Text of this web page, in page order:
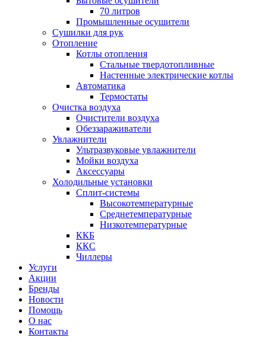
70 литров
Промышленные осушители
Сушилки для рук
Отопление
Котлы отопления
Стальные твердотопливные
Настенные электрические котлы
Автоматика
Термостаты
Очистка воздуха
Очистители воздуха
Обеззараживатели
Увлажнители
Ультразвуковые увлажнители
Мойки воздуха
Аксессуары
Холодильные установки
Сплит-системы
Высокотемпературные
Среднетемпературные
Низкотемпературные
ККБ
ККС
Чиллеры
Услуги
Акции
Бренды
Новости
Помощь
О нас
Контакты